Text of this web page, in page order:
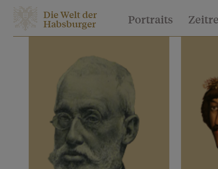
Die Welt der
Habsburger Portraits